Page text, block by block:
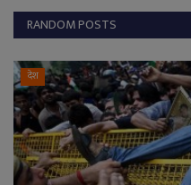
RANDOM POSTS
देश